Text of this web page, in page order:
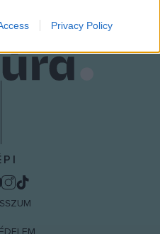
storage
storage
Privacy Policy